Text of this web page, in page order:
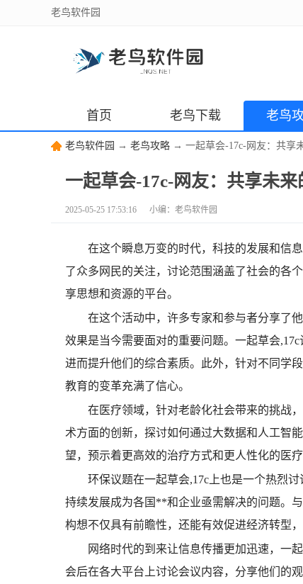
老鸟软件园
首页 老鸟下载 老鸟
老鸟软件园 → 老鸟攻略 → 一起草会-17c-网友：共享
一起草会-17c-网友：共享未来
2025-05-25 17:53:16 小编：老鸟软件园
在这个瞬息万变的时代，科技的发展和信
了众多网民的关注，讨论范围涵盖了社会的各
享思想和资源的平台。
在这个活动中，许多专家和参与者分享了
效果是当今需要面对的重要问题。一起草会
进而提升他们的综合素质。此外，针对不同学
教育的变革充满了信心。
在医疗领域，针对老龄化社会带来的挑战
术方面的创新，探讨如何通过大数据和人工智
望，预示着更高效的治疗方式和更人性化的医疗
环保议题在一起草会,17c上也是一个热烈
持续发展成为各国**和企业亟需解决的问题。
构想不仅具有前瞻性，还能有效促进经济转型
网络时代的到来让信息传播更加迅速，一
会后在各大平台上讨论会议内容，分享他们的